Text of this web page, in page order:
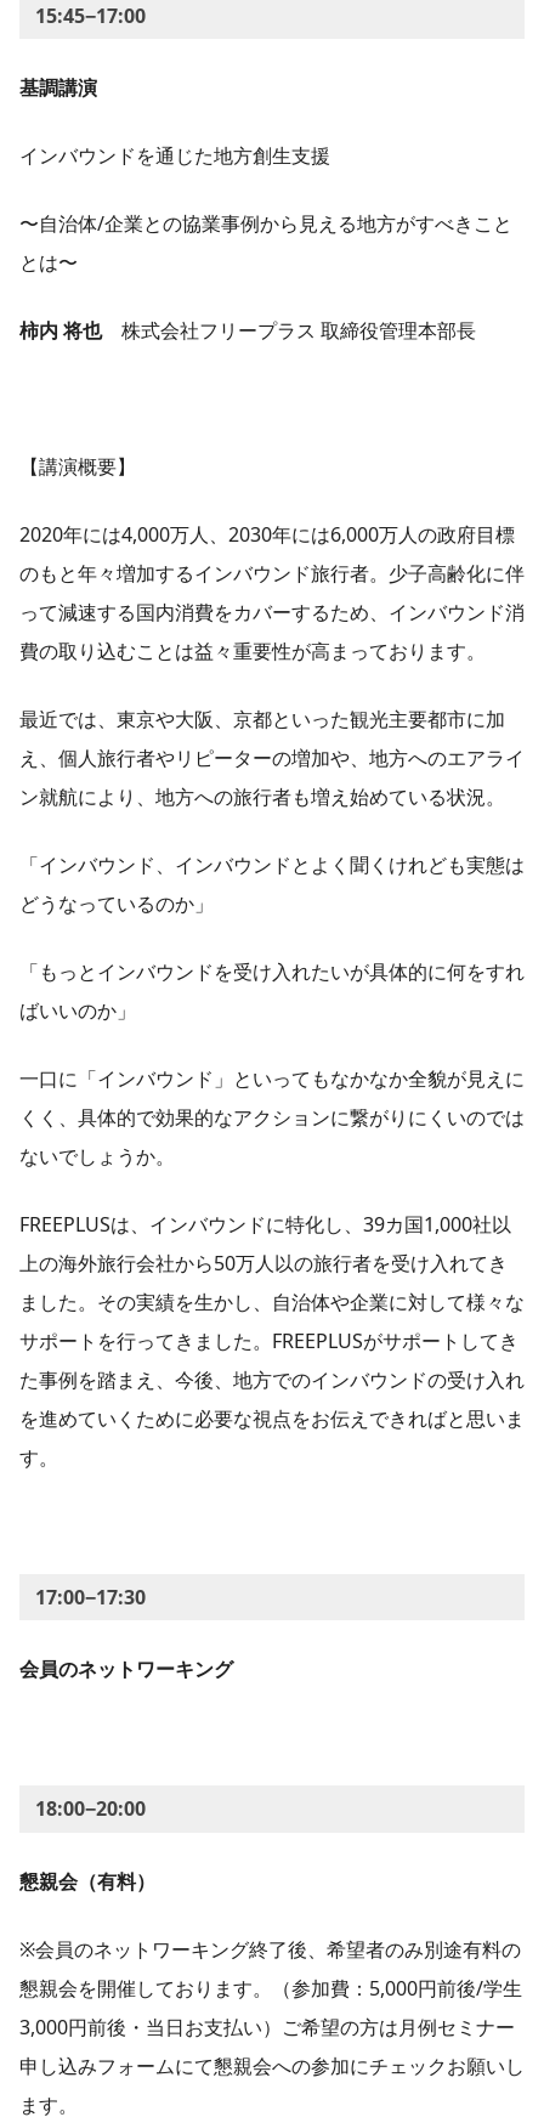
15:45−17:00
基調講演
インバウンドを通じた地方創生支援
〜自治体/企業との協業事例から見える地方がすべきこと
とは〜
柿内 将也株式会社フリープラス 取締役管理本部長
【講演概要】
2020年には4,000万人、2030年には6,000万人の政府目標
のもと年々増加するインバウンド旅行者。少子高齢化に伴
って減速する国内消費をカバーするため、インバウンド消
費の取り込むことは益々重要性が高まっております。
最近では、東京や大阪、京都といった観光主要都市に加
え、個人旅行者やリピーターの増加や、地方へのエアライ
ン就航により、地方への旅行者も増え始めている状況。
「インバウンド、インバウンドとよく聞くけれども実態は
どうなっているのか」
「もっとインバウンドを受け入れたいが具体的に何をすれ
ばいいのか」
一口に「インバウンド」といってもなかなか全貌が見えに
くく、具体的で効果的なアクションに繋がりにくいのでは
ないでしょうか。
FREEPLUSは、インバウンドに特化し、39カ国1,000社以
上の海外旅行会社から50万人以の旅行者を受け入れてき
ました。その実績を生かし、自治体や企業に対して様々な
サポートを行ってきました。FREEPLUSがサポートしてき
た事例を踏まえ、今後、地方でのインバウンドの受け入れ
を進めていくために必要な視点をお伝えできればと思いま
す。
17:00−17:30
会員のネットワーキング​
18:00−20:00
懇親会（有料）
※会員のネットワーキング終了後、希望者のみ別途有料の
懇親会を開催しております。（参加費：5,000円前後/学生
3,000円前後・当日お支払い）ご希望の方は月例セミナー
申し込みフォームにて懇親会への参加にチェックお願いし
ます。